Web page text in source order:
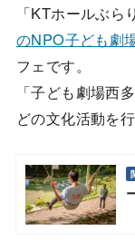
「KTホールぶら
のNPO子ども劇
フェです。
「子ども劇場西
どの文化活動を